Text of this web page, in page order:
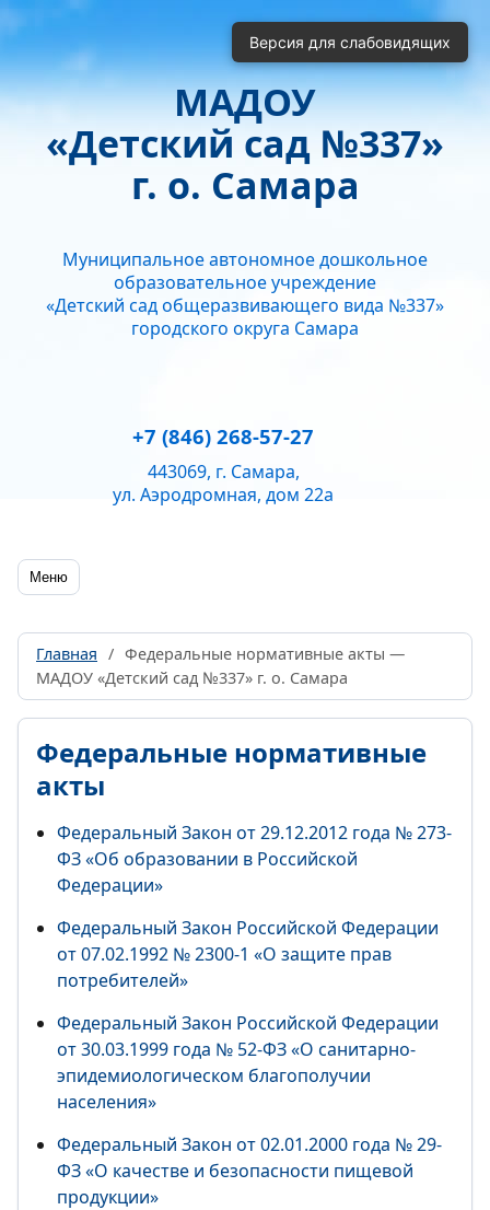
МАДОУ
«Детский сад №337»
г. о. Самара
Муниципальное автономное дошкольное
образовательное учреждение
«Детский сад общеразвивающего вида №337»
городского округа Самара
+7 (846) 268-57-27
443069, г. Самара,
ул. Аэродромная, дом 22а
Меню
Главная / Федеральные нормативные акты —
МАДОУ «Детский сад №337» г. о. Самара
Федеральные нормативные
акты
Федеральный Закон от 29.12.2012 года № 273-
ФЗ «Об образовании в Российской
Федерации»
Федеральный Закон Российской Федерации
от 07.02.1992 № 2300-1 «О защите прав
потребителей»
Федеральный Закон Российской Федерации
от 30.03.1999 года № 52-ФЗ «О санитарно-
эпидемиологическом благополучии
населения»
Федеральный Закон от 02.01.2000 года № 29-
ФЗ «О качестве и безопасности пищевой
продукции»
Версия для слабовидящих
Монохромные изображения
Отключить Flash
Кернинг
Стандартный Средний Большой
Интервал
Полуторный Двойной
Без засечек С засечками
Нормально